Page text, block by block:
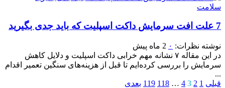
سلامت
7 علت افت سرمایش داکت اسپلیت که باید جدی بگیرید
نوشته نظرات: ۰ 2 ماه پیش
در این مقاله ۷ نشانه مهم خرابی داکت اسپلیت و دلایل کاهش
سرمایش را بررسی کرده‌ایم تا قبل از هزینه‌های سنگین تعمیر اقدام
...
قبلی 1
2
3
4
…
118
119 بعدی